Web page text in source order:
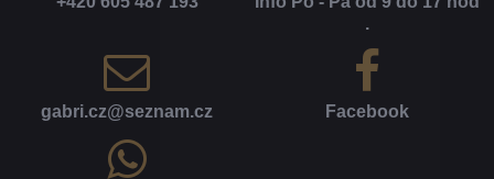
.
gabri​.cz​@seznam​.cz Facebook